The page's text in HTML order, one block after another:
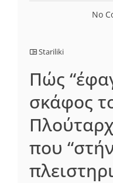
No
Stariliki
Πώς
σκάφος
που